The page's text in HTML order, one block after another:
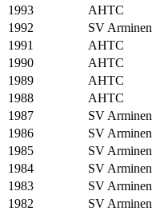
1993
AHTC
1992
SV Arminen
1991
AHTC
1990
AHTC
1989
AHTC
1988
AHTC
1987
SV Arminen
1986
SV Arminen
1985
SV Arminen
1984
SV Arminen
1983
SV Arminen
1982
SV Arminen